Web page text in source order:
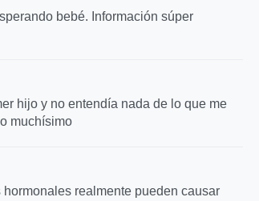
bebé. Información súper
hijo y no entendía nada de lo que me
muchísimo
realmente pueden causar